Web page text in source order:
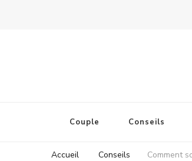
Couple Conseils
Accueil Conseils Comment